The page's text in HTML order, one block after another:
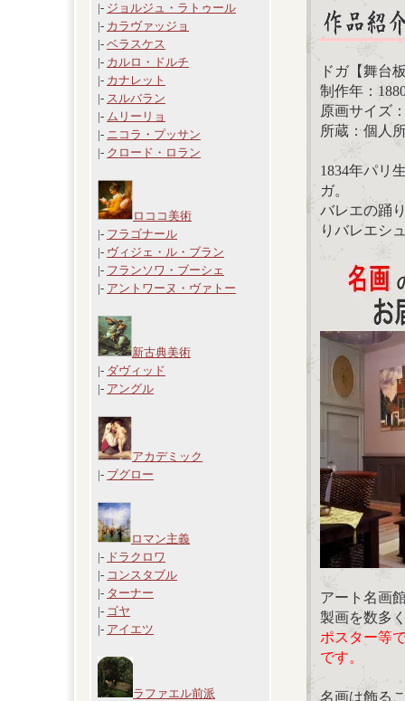
|- ジョルジュ・ラトゥール
|- カラヴァッジョ
|- ベラスケス
|- カルロ・ドルチ
|- カナレット
|- スルバラン
|- ムリーリョ
|- ニコラ・プッサン
|- クロード・ロラン
ロココ美術
|- フラゴナール
|- ヴィジェ・ル・ブラン
|- フランソワ・ブーシェ
|- アントワーヌ・ヴァトー
新古典美術
|- ダヴィッド
|- アングル
アカデミック
|- ブグロー
ロマン主義
|- ドラクロワ
|- コンスタブル
|- ターナー
|- ゴヤ
|- アイエツ
ラファエル前派
ドガ【舞台
制作年：
原画サイズ
所蔵：個人
1834年パリ
ガ。
バレエの踊
りバレエシ
アート名画
製画を数多
ポスター等
です。
名画は飾る